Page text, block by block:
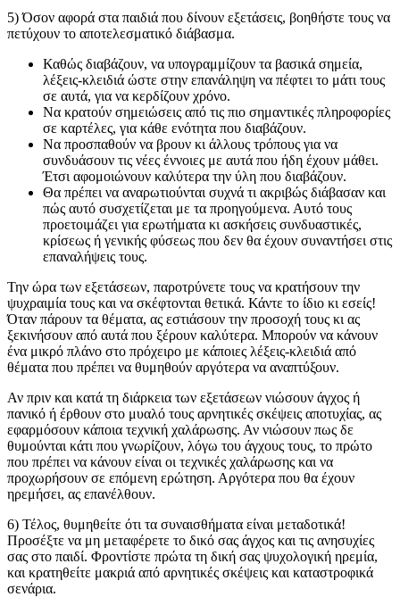
5) Όσον αφορά στα παιδιά που δίνουν εξετάσεις, βοηθήστε τους να
πετύχουν το αποτελεσματικό διάβασμα.
Καθώς διαβάζουν, να υπογραμμίζουν τα βασικά σημεία,
λέξεις-κλειδιά ώστε στην επανάληψη να πέφτει το μάτι τους
σε αυτά, για να κερδίζουν χρόνο.
Να κρατούν σημειώσεις από τις πιο σημαντικές πληροφορίες
σε καρτέλες, για κάθε ενότητα που διαβάζουν.
Να προσπαθούν να βρουν κι άλλους τρόπους για να
συνδυάσουν τις νέες έννοιες με αυτά που ήδη έχουν μάθει.
Έτσι αφομοιώνουν καλύτερα την ύλη που διαβάζουν.
Θα πρέπει να αναρωτιούνται συχνά τι ακριβώς διάβασαν και
πώς αυτό συσχετίζεται με τα προηγούμενα. Αυτό τους
προετοιμάζει για ερωτήματα κι ασκήσεις συνδυαστικές,
κρίσεως ή γενικής φύσεως που δεν θα έχουν συναντήσει στις
επαναλήψεις τους.
Την ώρα των εξετάσεων, παροτρύνετε τους να κρατήσουν την
ψυχραιμία τους και να σκέφτονται θετικά. Κάντε το ίδιο κι εσείς!
Όταν πάρουν τα θέματα, ας εστιάσουν την προσοχή τους κι ας
ξεκινήσουν από αυτά που ξέρουν καλύτερα. Μπορούν να κάνουν
ένα μικρό πλάνο στο πρόχειρο με κάποιες λέξεις-κλειδιά από
θέματα που πρέπει να θυμηθούν αργότερα να αναπτύξουν.
Αν πριν και κατά τη διάρκεια των εξετάσεων νιώσουν άγχος ή
πανικό ή έρθουν στο μυαλό τους αρνητικές σκέψεις αποτυχίας, ας
εφαρμόσουν κάποια τεχνική χαλάρωσης. Αν νιώσουν πως δε
θυμούνται κάτι που γνωρίζουν, λόγω του άγχους τους, το πρώτο
που πρέπει να κάνουν είναι οι τεχνικές χαλάρωσης και να
προχωρήσουν σε επόμενη ερώτηση. Αργότερα που θα έχουν
ηρεμήσει, ας επανέλθουν.
6) Τέλος, θυμηθείτε ότι τα συναισθήματα είναι μεταδοτικά!
Προσέξτε να μη μεταφέρετε το δικό σας άγχος και τις ανησυχίες
σας στο παιδί. Φροντίστε πρώτα τη δική σας ψυχολογική ηρεμία,
και κρατηθείτε μακριά από αρνητικές σκέψεις και καταστροφικά
σενάρια.